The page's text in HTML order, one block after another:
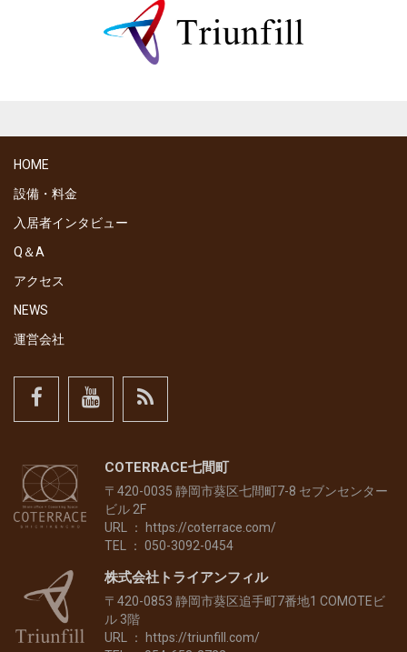
HOME
設備・料金
入居者インタビュー
Q＆A
アクセス
NEWS
運営会社
COTERRACE七間町
〒420-0035 静岡市葵区七間町7-8 セブンセンター
ビル 2F
URL ：
https://coterrace.com/
TEL ： 050-3092-0454
株式会社トライアンフィル
〒420-0853 静岡市葵区追手町7番地1 COMOTEビ
ル 3階
URL ：
https://triunfill.com/